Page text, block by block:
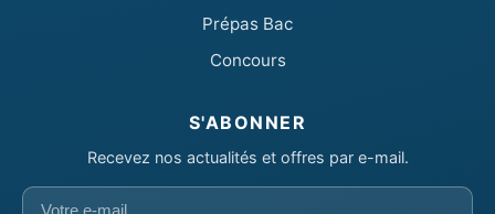
Prépas Bac
Concours
S'ABONNER
Recevez nos actualités et offres par e-mail.
Votre